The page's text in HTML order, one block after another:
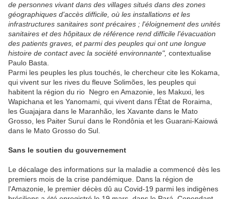
de personnes vivant dans des villages situés dans des zones
géographiques d'accès difficile, où les installations et les
infrastructures sanitaires sont précaires ; l'éloignement des unités
sanitaires et des hôpitaux de référence rend difficile l'évacuation
des patients graves, et parmi des peuples qui ont une longue
histoire de contact avec la société environnante", contextualise
Paulo Basta.
Parmi les peuples les plus touchés, le chercheur cite les Kokama,
qui vivent sur les rives du fleuve Solimões, les peuples qui
habitent la région du rio Negro en Amazonie, les Makuxi, les
Wapichana et les Yanomami, qui vivent dans l'État de Roraima,
les Guajajara dans le Maranhão, les Xavante dans le Mato
Grosso, les Paiter Suruí dans le Rondônia et les Guarani-Kaiowá
dans le Mato Grosso do Sul.
Sans le soutien du gouvernement
Le décalage des informations sur la maladie a commencé dès les
premiers mois de la crise pandémique. Dans la région de
l'Amazonie, le premier décès dû au Covid-19 parmi les indigènes